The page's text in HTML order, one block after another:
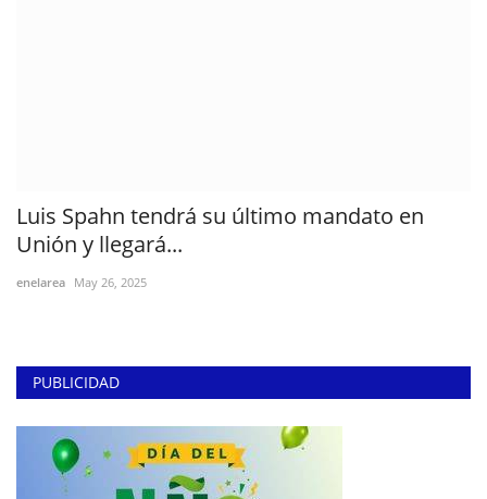
Luis Spahn tendrá su último mandato en
Unión y llegará...
enelarea May 26, 2025
PUBLICIDAD